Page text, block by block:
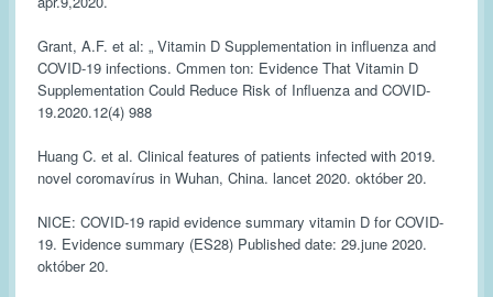
Grant, A.F. et al: „ Vitamin D Supplementation in influenza and
COVID-19 infections. Cmmen ton: Evidence That Vitamin D
Supplementation Could Reduce Risk of Influenza and COVID-
19.2020.12(4) 988
Huang C. et al. Clinical features of patients infected with 2019.
novel coromavírus in Wuhan, China. lancet 2020. október 20.
NICE: COVID-19 rapid evidence summary vitamin D for COVID-
19. Evidence summary (ES28) Published date: 29.june 2020.
október 20.